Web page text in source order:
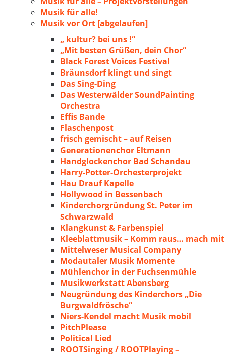
Musik für alle!
Musik vor Ort [abgelaufen]
„ kultur? bei uns !“
„Mit besten Grüßen, dein Chor“
Black Forest Voices Festival
Bräunsdorf klingt und singt
Das Sing-Ding
Das Westerwälder SoundPainting
Orchestra
Effis Bande
Flaschenpost
frisch gemischt – auf Reisen
Generationenchor Eltmann
Handglockenchor Bad Schandau
Harry-Potter-Orchesterprojekt
Hau Drauf Kapelle
Hollywood in Bessenbach
Kinderchorgründung St. Peter im
Schwarzwald
Klangkunst & Farbenspiel
Kleeblattmusik – Komm raus… mach mit
Mittelweser Musical Company
Modautaler Musik Momente
Mühlenchor in der Fuchsenmühle
Musikwerkstatt Abensberg
Neugründung des Kinderchors „Die
Burgwaldfrösche“
Niers-Kendel macht Musik mobil
PitchPlease
Political Lied
ROOTSinging / ROOTPlaying –